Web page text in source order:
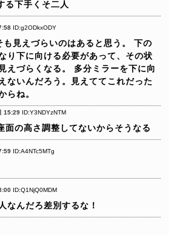
る下手くそ二人
ID:g2ODkxODY
見えづらいのはあると思う。
下の
り下に向ける必要があって、その状
えづらくなる。
多分ミラーを下に向
ないんだろう。見えててこれだった
らね。
15:29 ID:Y3NDYzNTM
面の高さ調整してないからそうなる
ID:A4NTc5MTg
ID:Q1NjQ0MDM
なんだろ差別するな！